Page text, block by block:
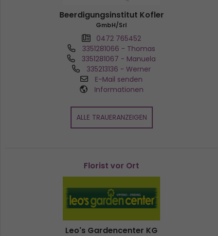
Beerdigungsinstitut Kofler
GmbH/Srl
0472 765452
3351281066 - Thomas
3351281067 - Manuela
335213136 - Werner
E-Mail senden
Informationen
ALLE TRAUERANZEIGEN
Florist vor Ort
Leo's Gardencenter KG